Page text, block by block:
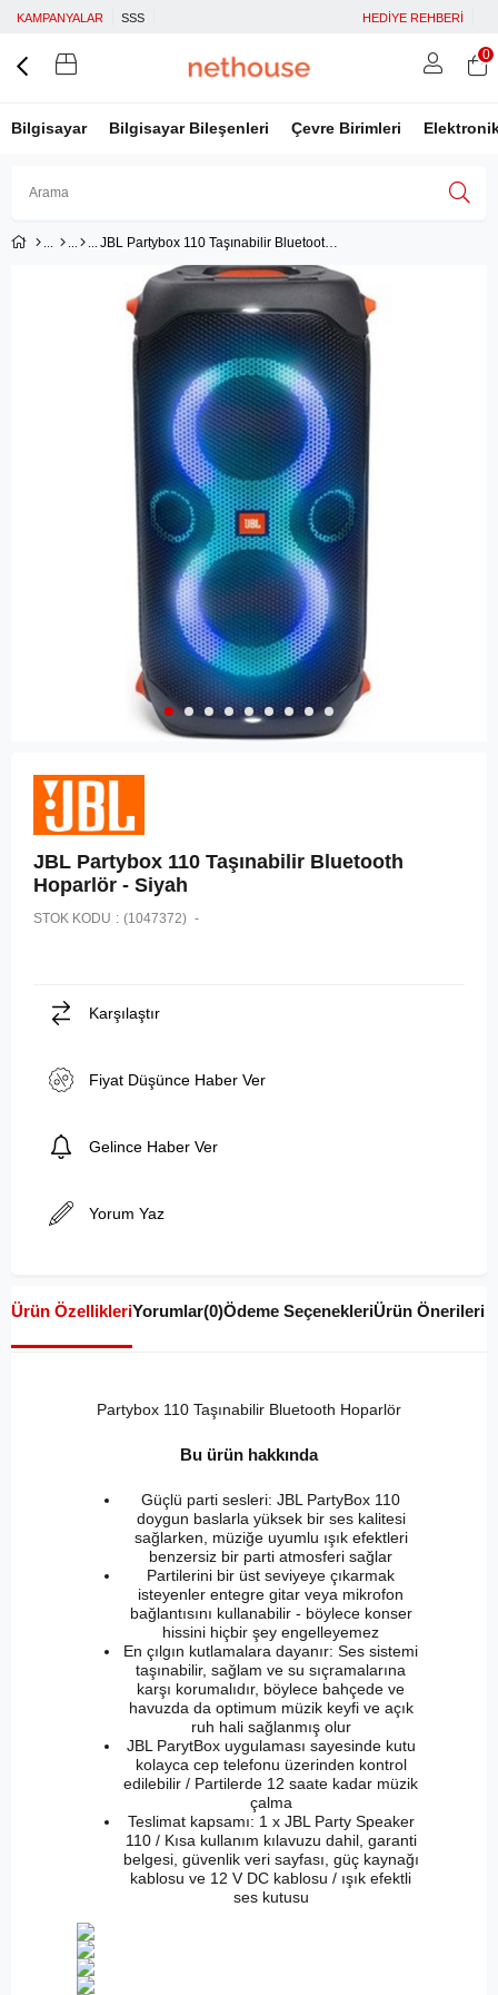
KAMPANYALAR SSS HEDİYE REHBERİ
Bilgisayar Bilgisayar Bileşenleri Çevre Birimleri
Üye Girişi
Google İle Bağlan
0
JBL Partybox 110 Taşınabilir Bluetooth Hoparlör - Siyah
JBL Partybox 110 Taşınabilir Bluetooth
Hoparlör - Siyah
STOK KODU (1047372)
Karşılaştır
Fiyat Düşünce Haber Ver
Gelince Haber Ver
Yorum Yaz
Ürün ÖzellikleriYorumlar(0)Ödeme SeçenekleriÜrün Önerileri
Partybox 110 Taşınabilir Bluetooth Hoparlör
Bu ürün hakkında
Güçlü parti sesleri: JBL PartyBox 110
doygun baslarla yüksek bir ses kalitesi
sağlarken, müziğe uyumlu ışık efektleri
benzersiz bir parti atmosferi sağlar
Partilerini bir üst seviyeye çıkarmak
isteyenler entegre gitar veya mikrofon
bağlantısını kullanabilir - böylece konser
hissini hiçbir şey engelleyemez
En çılgın kutlamalara dayanır: Ses sistemi
taşınabilir, sağlam ve su sıçramalarına
karşı korumalıdır, böylece bahçede ve
havuzda da optimum müzik keyfi ve açık
ruh hali sağlanmış olur
JBL ParytBox uygulaması sayesinde kutu
kolayca cep telefonu üzerinden kontrol
edilebilir / Partilerde 12 saate kadar müzik
çalma
Teslimat kapsamı: 1 x JBL Party Speaker
110 / Kısa kullanım kılavuzu dahil, garanti
belgesi, güvenlik veri sayfası, güç kaynağı
kablosu ve 12 V DC kablosu / ışık efektli
ses kutusu